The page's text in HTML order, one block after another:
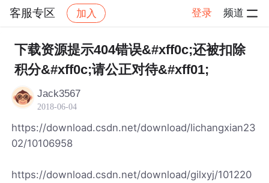
客服专区 加入 登录 频道
社区 客服专区 帖子详情
下载资源提示404错误&#xff0c;还被扣除
积分&#xff0c;请公正对待&#xff01;
Jack3567
2018-06-04
https://download.csdn.net/download/lichangxian23
02/10106958
https://download.csdn.net/download/gilxyj/101220